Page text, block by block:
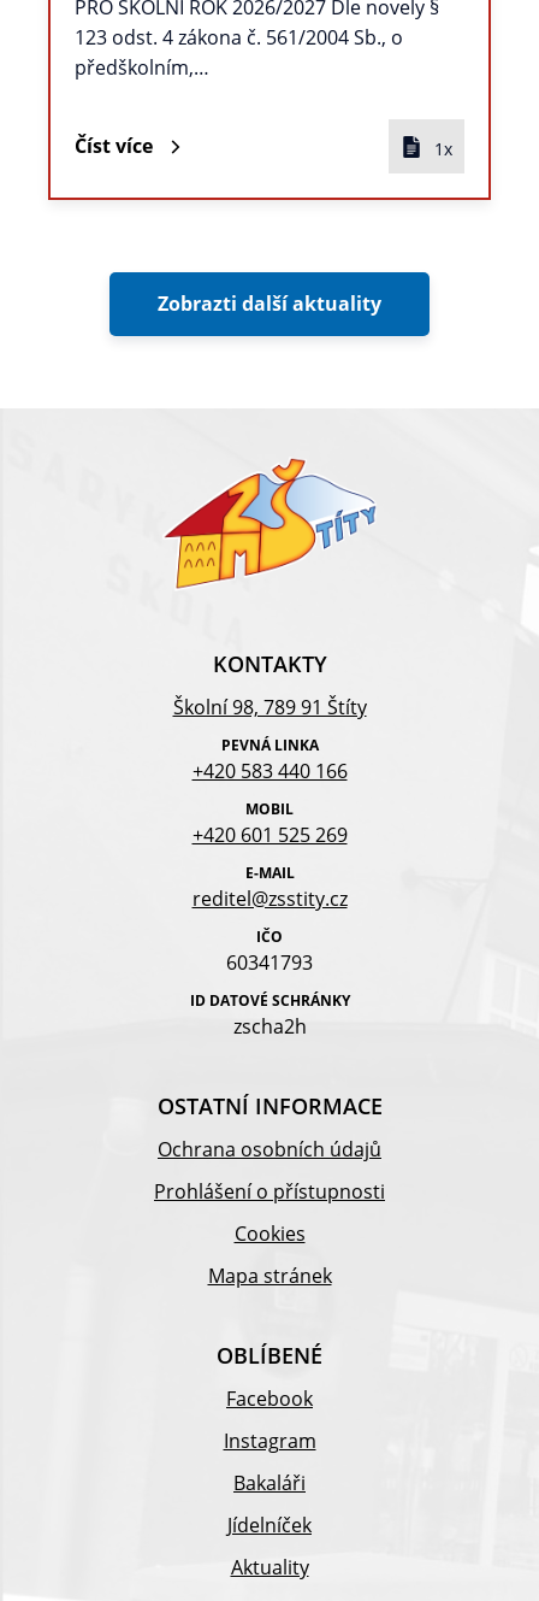
PRO ŠKOLNÍ ROK 2026/2027 Dle novely §
123 odst. 4 zákona č. 561/2004 Sb., o
předškolním,…
Číst více 1x
Zobrazti další aktuality
KONTAKTY
Školní 98, 789 91 Štíty
PEVNÁ LINKA
+420 583 440 166
MOBIL
+420 601 525 269
E-MAIL
reditel@zsstity.cz
IČO
60341793
ID DATOVÉ SCHRÁNKY
zscha2h
OSTATNÍ INFORMACE
Ochrana osobních údajů
Prohlášení o přístupnosti
Cookies
Mapa stránek
OBLÍBENÉ
Facebook
Instagram
Bakaláři
Jídelníček
Aktuality